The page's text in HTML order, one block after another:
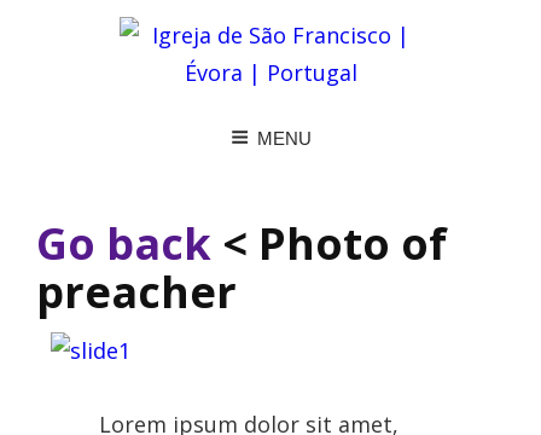
MENU
Go back < Photo of
preacher
Lorem ipsum dolor sit amet,